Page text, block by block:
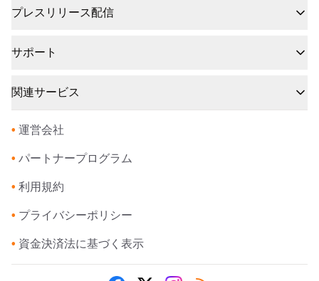
プレスリリース配信
サポート
関連サービス
• 運営会社
• パートナープログラム
• 利用規約
• プライバシーポリシー
• 資金決済法に基づく表示